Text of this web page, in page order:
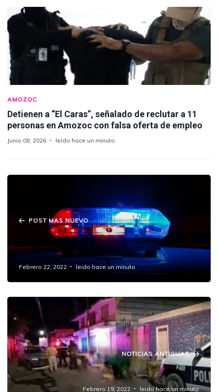
AMOZOC
Detienen a “El Caras”, señalado de reclutar a 11
personas en Amozoc con falsa oferta de empleo
Junio 08, 2026 leido hace un minuto
POST MAS NUEVO
En un bote tamalero dejan un cadáver
embolsado entre Puebla y Amozoc.
Febrero 22, 2022 leido hace un minuto
NOTICIAS ANTIGUAS
Asesinan a hombre en su auto en Amozoc
Febrero 19, 2022 leido hace un minuto